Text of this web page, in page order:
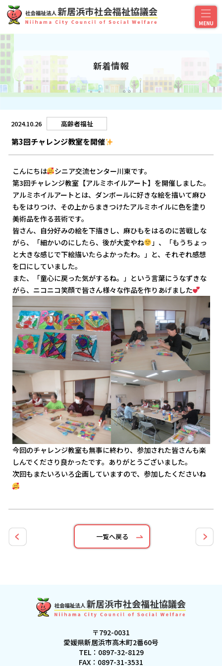
新着情報
2024.10.26 高齢者福祉
第3回チャレンジ教室を開催
こんにちは
シニア交流センター川東です。
第3回チャレンジ教室【アルミホイルアート】を開催しました。
アルミホイルアートとは、ダンボールに好きな絵を描いて麻ひ
もをはりつけ、その上からまきつけたアルミホイルに色を塗り
美術品を作る芸術です。
皆さん、自分好みの絵を下描きし、麻ひもをはるのに苦戦しな
がら、「細かいのにしたら、後が大変やね
」、「もうちょっ
と大きな感じで下絵描いたらよかったわ。」と、それぞれ感想
を口にしていました。
また、「童心に戻った気がするね。」という言葉にうなずきな
がら、ニコニコ笑顔で皆さん様々な作品を作りあげました
今回のチャレンジ教室も無事に終わり、参加された皆さんも楽
しんでくださり良かったです。ありがとうございました。
次回もまたいろいろ企画していますので、参加したくださいね
一覧へ戻る
〒792-0031
愛媛県新居浜市高木町2番60号
TEL： 0897-32-8129
FAX：0897-31-3531